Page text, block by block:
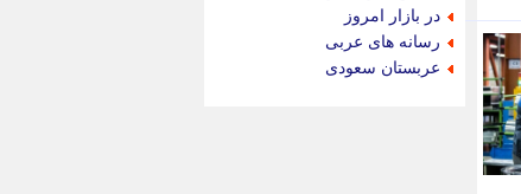
در بازار امروز
رسانه های عربی
عربستان سعودی